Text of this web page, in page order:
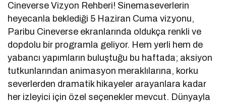
Cineverse Vizyon Rehberi! Sinemaseverlerin
heyecanla beklediği 5 Haziran Cuma vizyonu,
Paribu Cineverse ekranlarında oldukça renkli ve
dopdolu bir programla geliyor. Hem yerli hem de
yabancı yapımların buluştuğu bu haftada; aksiyon
tutkunlarından animasyon meraklılarına, korku
severlerden dramatik hikayeler arayanlara kadar
her izleyici için özel seçenekler mevcut. Dünyayla